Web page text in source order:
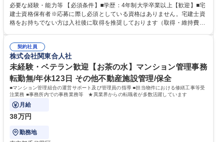
いただきます。 【詳細】・契約書管理、契約書製本、捺印対応、ファイリ
ング、登記簿取得、調書取得・支払業務（各種費用支払、支払管理、請
求・支払データ登録、取引先マスター申請対応）・予算作成及び予実管
の他に担当頂く業務が発生する場合があります。 募集職種 【営業事務】
業務職/三井物産グループ/平均残業時間10H/完全週休2日
必要な経験・能力等 【必須条件】■学歴：4年制大学卒業以上【歓迎】■宅
建士資格保有者※応募に際し必須としている資格はありません。宅建士資
格をお持ちでない方は入社後に取得を推奨しております（取得・維持費用
ション力がある方。 ・チャレンジを厭わず、粘り強く業務に取り組める
方。多様な関係者と謙虚に信頼関係を構築でき、期限を意識したスケジュ
ール管理が出来る方。※将来的に他部署（営業部門、コーポレート部門）
へのジョブローテーションの可能性があります。 学歴・資格 学歴：大学
院 大学 語学力： 資格：宅地建物取引士
契約社員
株式会社関東合人社
未経験・ベテラン歓迎【お茶の水】マンション管理事務
転勤無/年休123日 その他不動産施設管理/保全
■マンション管理組合の運営サポート及び管理員の指導 ■担当物件における修繕工事等受
注業務 ■事務所内での事務業務等 ★異業界からの転職者が多数活躍しています
月給
38万円
勤務地